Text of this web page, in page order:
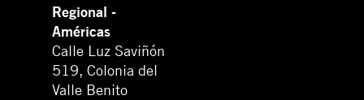
Regional -
Américas
Calle Luz Saviñón
519, Colonia del
Valle Benito